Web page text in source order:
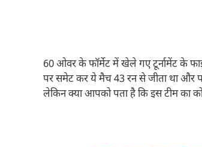
60 ओवर के फॉर्मेट में खेले गए टूर्नामेंट के
पर समेट कर ये मैच 43 रन से जीता था और
लेकिन क्या आपको पता है कि इस टीम का